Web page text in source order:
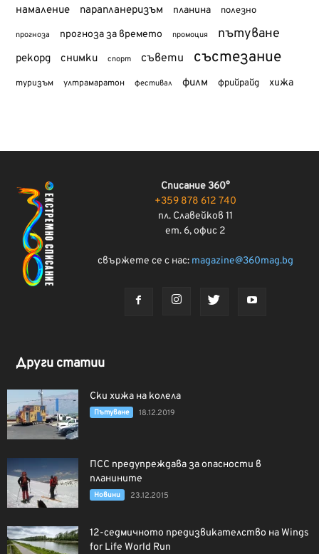
намаление парапланеризъм планина полезно
прогноза прогноза за времето промоция пътуване
рекорд снимки спорт съвети състезание
туризъм ултрамаратон фестивал филм фрийрайд хижа
Списание 360°
+359 878 612 740
пл. Славейков 11
ет. 6, офис 2
свържете се с нас: magazine@360mag.bg
Други статии
Ски хижа на колела
Пътуване 18.12.2019
ПСС предупреждава за опасности в
планините
Новини 23.12.2015
12-седмичното предизвикателство на Wings
for Life World Run